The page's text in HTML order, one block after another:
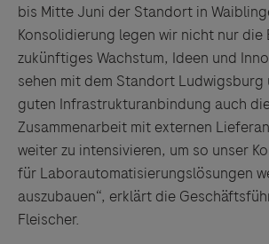
bis Mitte Juni der Standort in
Konsolidierung legen wir nicht nur die
zukünftiges Wachstum, Ideen und
sehen mit dem Standort Ludwigsburg
guten Infrastrukturanbindung auch
Zusammenarbeit mit externen
weiter zu intensivieren, um so unser
für Laborautomatisierungslösungen
auszubauen“, erklärt die
Fleischer.